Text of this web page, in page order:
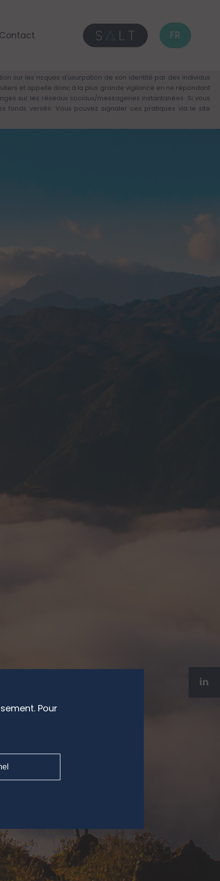
FR
sur les risques d'usurpation de son identité par des individus
et appelle donc à la plus grande vigilance en ne répondant
sur les réseaux sociaux/messageries instantanées. Si vous
versés. Vous pouvez signaler ces pratiques via le site
Pour